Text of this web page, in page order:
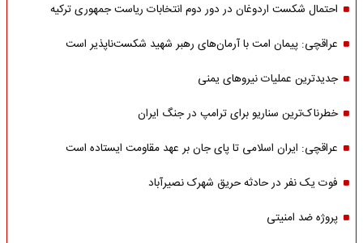
احتمال شکست اردوغان در دور دوم انتخابات ریاست جمهوری ترکیه
عراقچی: پیمان امت با آرمان‌های رهبر شهید شکست‌ناپذیر است
جدیدترین عملیات نیروهای یمنی
خطرناک‌ترین سناریو برای ترامپ در جنگ ایران
عراقچی: ایران اسلامی تا پای جان بر عهد مقاومت ایستاده است
فوت یک نفر در حادثه حریق شهرک نصیرآباد
پروژه ضد امنیتی